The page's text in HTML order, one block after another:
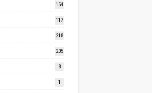
154
117
218
205
8
1